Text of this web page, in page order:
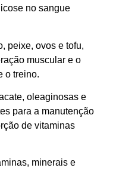
no sangue
peixe, ovos e tofu,
muscular e o
o treino.
oleaginosas e
para a manutenção
de vitaminas
minerais e